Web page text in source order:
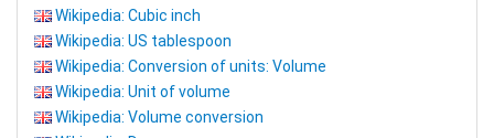
Wikipedia: Cubic inch
Wikipedia: US tablespoon
Wikipedia: Conversion of units: Volume
Wikipedia: Unit of volume
Wikipedia: Volume conversion